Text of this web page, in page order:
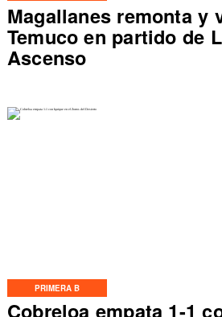
Magallanes remonta y
Temuco en partido de
Ascenso
PRIMERA B
Cobreloa empata 1-1